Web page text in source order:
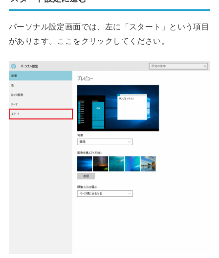
パーソナル設定画面では、左に「スタート」という項目
があります。ここをクリックしてください。